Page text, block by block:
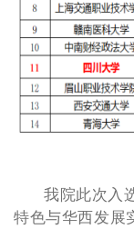
我院此次入
特色与华西发展